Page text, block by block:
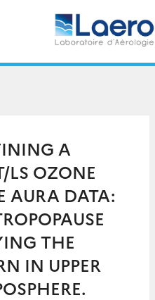
A
LS OZONE
AURA DATA:
THE
IN UPPER